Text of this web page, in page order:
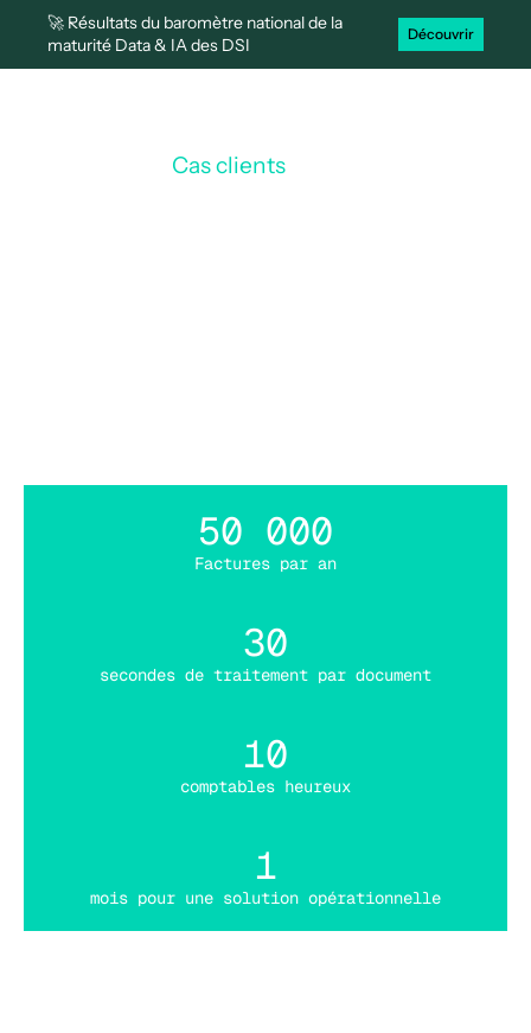
🚀 Résultats du baromètre national de la
maturité Data & IA des DSI
Découvrir
Cas clients/
50 000
Factures par an
30
secondes de traitement par document
10
comptables heureux
1
mois pour une solution opérationnelle